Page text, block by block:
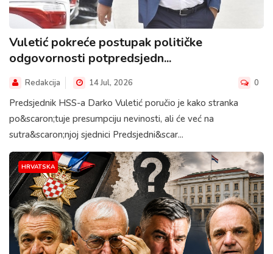
Vuletić pokreće postupak političke
odgovornosti potpredsjedn...
Redakcija 14 Jul, 2026 0
Predsjednik HSS-a Darko Vuletić poručio je kako stranka
po&scaron;tuje presumpciju nevinosti, ali će već na
sutra&scaron;njoj sjednici Predsjedni&scar...
HRVATSKA